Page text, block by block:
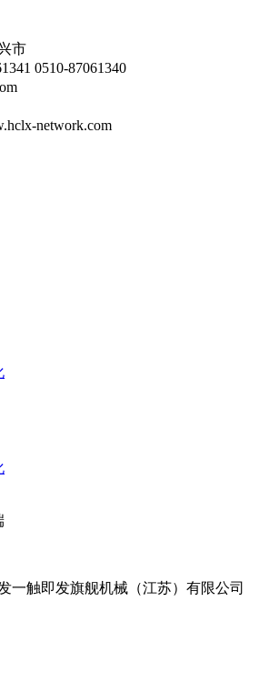
市
0510-87061340
network.com
一触即发旗舰机械（江苏）有限公司